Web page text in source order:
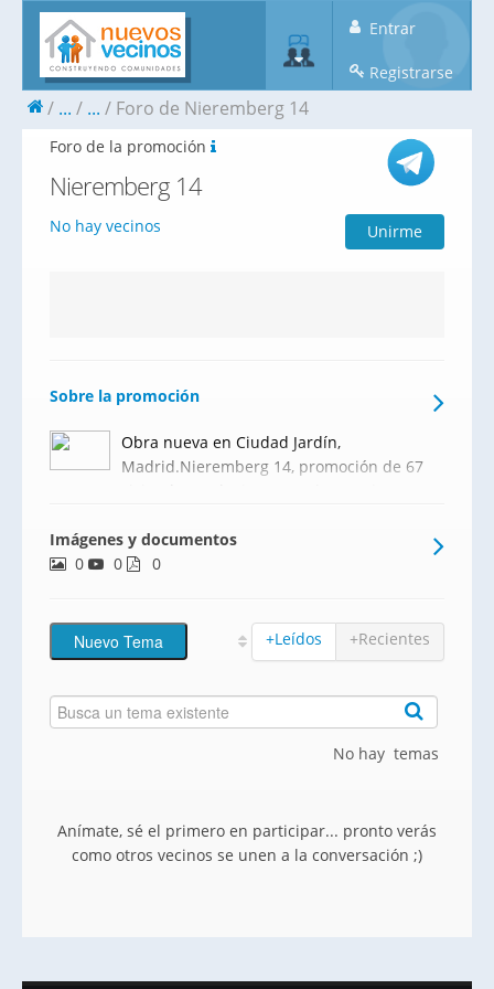
Entrar
Registrarse
... ... Foro de Nieremberg 14
Foro de la promoción
Nieremberg 14
No hay vecinos Unirme
Sobre la promoción
Obra nueva en Ciudad Jardín,
Madrid.Nieremberg 14, promoción de 67
privilegiadas de la capital. Arquitectura
confortable, desde 70 metros cuadrados.
Imágenes y documentos
0
0 0
+Leídos +Recientes
No hay temas
Anímate, sé el primero en participar... pronto verás
como otros vecinos se unen a la conversación ;)